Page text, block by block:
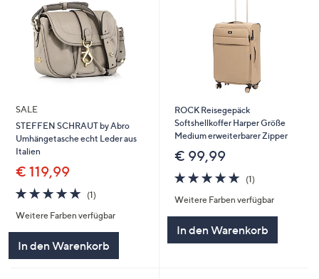
SALE
STEFFEN SCHRAUT by Abro
Umhängetasche echt Leder aus
Italien
€ 119,99
5.0
von
5
(1)1
Weitere Farben verfügbar
In den Warenkorb
ROCK Reisegepäck
Softshellkoffer Harper Größe
Medium erweiterbarer Zipper
€ 99,99
5.0
von
5
(1)1
Weitere Farben verfügbar
In den Warenkorb